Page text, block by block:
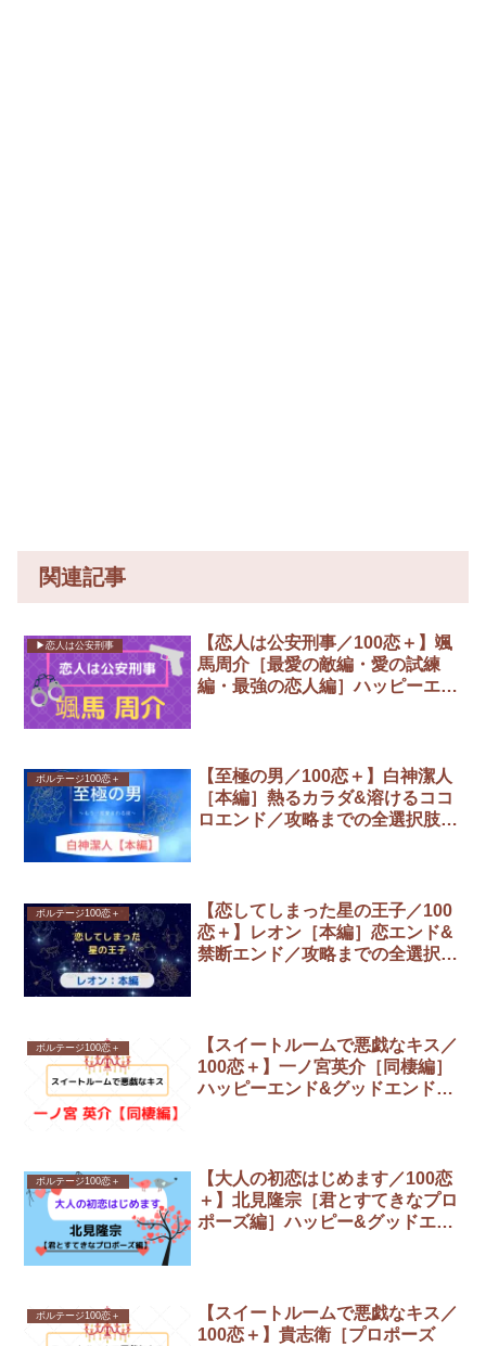
関連記事
▶︎恋人は公安刑事
【恋人は公安刑事／100恋＋】颯
馬周介［最愛の敵編・愛の試練
編・最強の恋人編］ハッピーエン
ボルテージ100恋＋
【至極の男／100恋＋】白神潔人
［本編］熱るカラダ&溶けるココ
ロエンド／攻略までの全選択肢ま
ボルテージ100恋＋
【恋してしまった星の王子／100
恋＋】レオン［本編］恋エンド&
禁断エンド／攻略までの全選択肢
ボルテージ100恋＋
【スイートルームで悪戯なキス／
100恋＋】一ノ宮英介［同棲編］
ハッピーエンド&グッドエンド攻
ボルテージ100恋＋
【大人の初恋はじめます／100恋
＋】北見隆宗［君とすてきなプロ
ポーズ編］ハッピー&グッドエン
ボルテージ100恋＋
【スイートルームで悪戯なキス／
100恋＋】貴志衛［プロポーズ